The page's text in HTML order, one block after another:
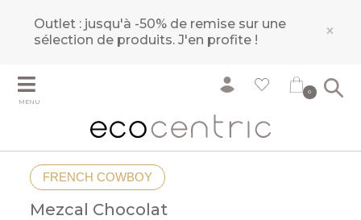
Outlet : jusqu'à -50% de remise sur une
sélection de produits.J'en profite ! ×
MENU
0
FRENCH COWBOY
Mezcal Chocolat